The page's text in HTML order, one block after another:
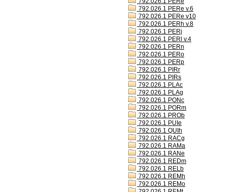
792.026.1 PERe v.6
792.026.1 PERe v10
792.026.1 PERh v.8
792.026.1 PERj
792.026.1 PERl v.4
792.026.1 PERn
792.026.1 PERo
792.026.1 PERp
792.026.1 PIRr
792.026.1 PIRs
792.026.1 PLAc
792.026.1 PLAg
792.026.1 PONc
792.026.1 PORm
792.026.1 PROb
792.026.1 PUIe
792.026.1 QUIh
792.026.1 RACg
792.026.1 RAMa
792.026.1 RANe
792.026.1 REDm
792.026.1 RELb
792.026.1 REMh
792.026.1 REMo